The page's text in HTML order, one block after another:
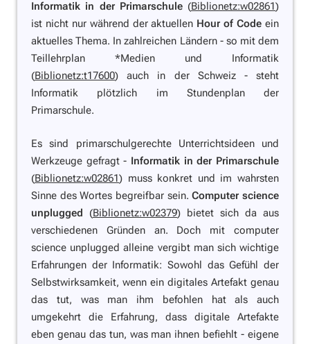
Informatik in der Primarschule(Biblionetz:w02861)
ist nicht nur während der aktuellen Hour of Code ein
aktuelles Thema. In zahlreichen Ländern - so mit dem
Teillehrplan *Medien und Informatik
(Biblionetz:t17600) auch in der Schweiz - steht
Informatik plötzlich im Stundenplan der
Primarschule.
Es sind primarschulgerechte Unterrichtsideen und
Werkzeuge gefragt - Informatik in der Primarschule
(Biblionetz:w02861) muss konkret und im wahrsten
Sinne des Wortes begreifbar sein.Computer science
unplugged (Biblionetz:w02379) bietet sich da aus
verschiedenen Gründen an. Doch mit computer
science unplugged alleine vergibt man sich wichtige
Erfahrungen der Informatik: Sowohl das Gefühl der
Selbstwirksamkeit, wenn ein digitales Artefakt genau
das tut, was man ihm befohlen hat als auch
umgekehrt die Erfahrung, dass digitale Artefakte
eben genau das tun, was man ihnen befiehlt - eigene